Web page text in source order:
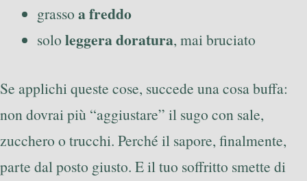
grasso a freddo
solo leggera doratura, mai bruciato
Se applichi queste cose, succede una cosa buffa:
non dovrai più “aggiustare” il sugo con sale,
zucchero o trucchi. Perché il sapore, finalmente,
parte dal posto giusto. E il tuo soffritto smette di